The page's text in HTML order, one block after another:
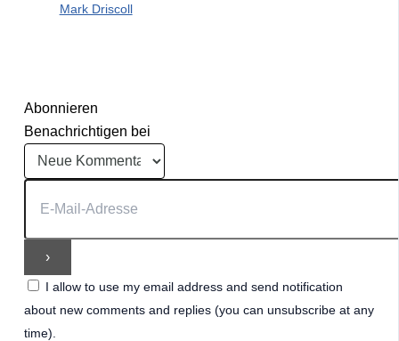
Mark Driscoll
Abonnieren
Benachrichtigen bei
I allow to use my email address and send notification
about new comments and replies (you can unsubscribe at any
time).